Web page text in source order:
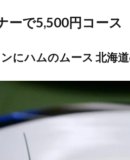
ーで5,500円コース
にハムのムース 北海